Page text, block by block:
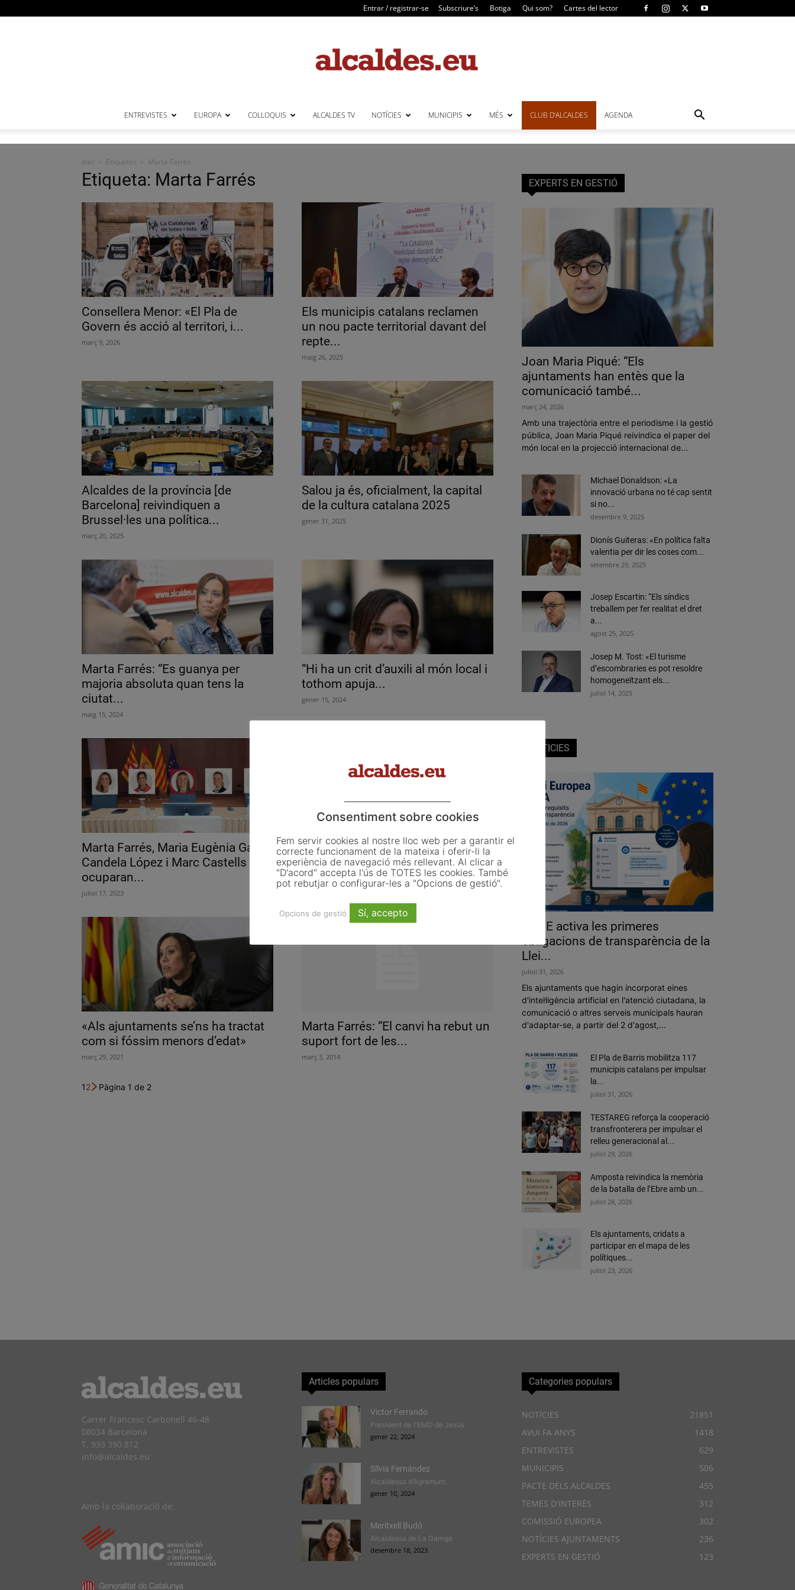
Entrar / registrar-se Subscriure’s Botiga Qui som? Cartes del lector
ENTREVISTES EUROPA COL·LOQUIS ALCALDES TV NOTÍCIES MUNICIPIS MÉS CLUB D’ALCALDES AGENDA
Inici Etiquetes Marta Farrés
Etiqueta: Marta Farrés
Consellera Menor: «El Pla de
Govern és acció al territori, i...
març 9, 2026
Els municipis catalans reclamen
un nou pacte territorial davant del
repte...
maig 26, 2025
Alcaldes de la província [de
Barcelona] reivindiquen a
Brussel·les una política...
març 20, 2025
Salou ja és, oficialment, la capital
de la cultura catalana 2025
gener 31, 2025
Marta Farrés: “Es guanya per
majoria absoluta quan tens la
ciutat...
maig 15, 2024
“Hi ha un crit d’auxili al món local i
tothom apuja...
gener 15, 2024
Marta Farrés, Maria Eugènia Gay,
Candela López i Marc Castells
ocuparan...
juliol 17, 2023
Territori i l’Ajuntament de Sabadell
signen el conveni per a la...
gener 2, 2023
«Als ajuntaments se’ns ha tractat
com si fóssim menors d’edat»
març 29, 2021
Marta Farrés: “El canvi ha rebut un
suport fort de les...
març 3, 2014
12 Pàgina 1 de 2
EXPERTS EN GESTIÓ
Joan Maria Piqué: “Els
ajuntaments han entès que la
comunicació també...
març 24, 2026
Amb una trajectòria entre el periodisme i la gestió
pública, Joan Maria Piqué reivindica el paper del
món local en la projecció internacional de...
Michael Donaldson: «La
innovació urbana no té cap sentit
si no...
desembre 9, 2025
Dionís Guiteras: «En política falta
valentia per dir les coses com...
setembre 29, 2025
Josep Escartin: “Els síndics
treballem per fer realitat el dret
a...
agost 25, 2025
Josep M. Tost: «El turisme
d’escombraries es pot resoldre
homogeneïtzant els...
juliol 14, 2025
NOTICIES
La UE activa les primeres
obligacions de transparència de la
Llei...
juliol 31, 2026
Els ajuntaments que hagin incorporat eines
d'intel·ligència artificial en l'atenció ciutadana, la
comunicació o altres serveis municipals hauran
d'adaptar-se, a partir del 2 d'agost,...
El Pla de Barris mobilitza 117
municipis catalans per impulsar
la...
juliol 31, 2026
TESTAREG reforça la cooperació
transfronterera per impulsar el
relleu generacional al...
juliol 29, 2026
Amposta reivindica la memòria
de la batalla de l’Ebre amb un...
juliol 28, 2026
Els ajuntaments, cridats a
participar en el mapa de les
polítiques...
juliol 23, 2026
Carrer Francesc Carbonell 46-48
08034 Barcelona
T. 933 390 812
info@alcaldes.eu
Amb la col·laboració de:
Articles populars
Victor Ferrando
President de l'EMD de Jesús
gener 22, 2024
Sílvia Fernández
Alcaldessa d'Agramunt
gener 10, 2024
Meritxell Budó
Alcaldessa de La Garriga
desembre 18, 2023
Categories populars
NOTÍCIES
21851
AVUI FA ANYS
1418
ENTREVISTES
629
MUNICIPIS
506
PACTE DELS ALCALDES
455
TEMES D'INTERÈS
312
COMISSIÓ EUROPEA
302
NOTÍCIES AJUNTAMENTS
236
EXPERTS EN GESTIÓ
123
Consentiment sobre cookies
Fem servir cookies al nostre lloc web per a garantir el
correcte funcionament de la mateixa i oferir-li la
experiència de navegació més rellevant. Al clicar a
"D'acord" accepta l'ús de TOTES les cookies. També
pot rebutjar o configurar-les a "Opcions de gestió".
Opcions de gestió Sí, accepto